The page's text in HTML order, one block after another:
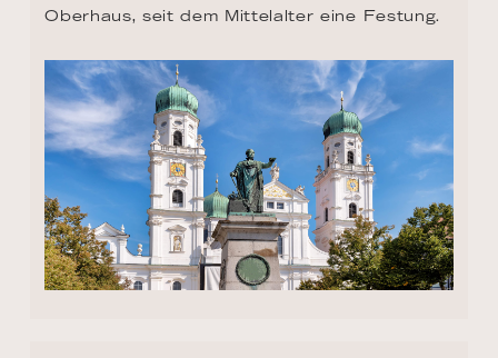
Oberhaus, seit dem Mittelalter eine Festung.